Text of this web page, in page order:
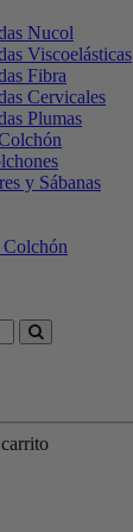
Nucol
Viscoelásticas
Fibra
Cervicales
Plumas
y Sábanas